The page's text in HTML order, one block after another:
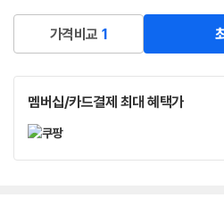
가격비교 1
멤버십/카드결제 최대 혜택가